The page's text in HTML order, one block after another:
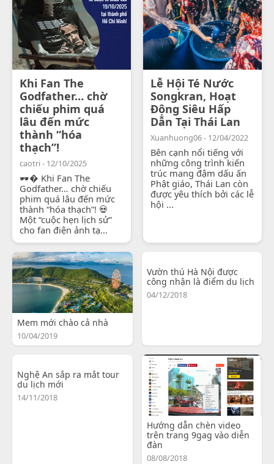
Khi Fan The
Godfather… chờ
chiếu phim quá
lâu đến mức
thành “hóa
thạch”!
caotri - 12/10/2025
🕶� Khi Fan The
Godfather… chờ chiếu
phim quá lâu đến mức
thành “hóa thạch”! 💀
Một “cuộc hẹn lịch sử”
cho fan điện ảnh tạ...
Lễ Hội Té Nước
Songkran, Hoạt
Động Siêu Hấp
Dẫn Tại Thái Lan
Xuanhuong06 - 12/04/2022
Bên cạnh nổi tiếng với
những công trình kiến
trúc mang đậm dấu ấn
Phật giáo, Thái Lan còn
được yêu thích bởi các lễ
hội ...
Mem mới chào cả nhà
10/04/2019
Vườn thú Hà Nội được
công nhận là điểm du lịch
04/12/2018
Nghệ An sắp ra mắt tour
du lịch mới
14/11/2018
Hướng dẫn chèn video
trên trang 9gag vào diễn
đàn
08/08/2018